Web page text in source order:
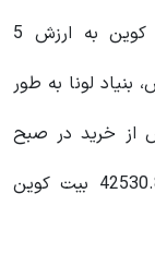
بنیاد لونا (LFG) روز جمعه 123.89 بیت کوین به ارزش 5
بنیاد لونا به طور
از خرید در صبح
جمعه، این سازمان غیرانتفاعی تقریبا 42530.827 بیت کوین